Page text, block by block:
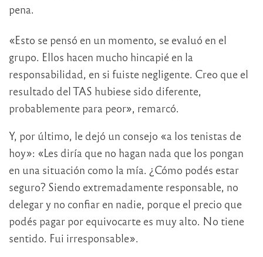
pena.
«Esto se pensó en un momento, se evaluó en el
grupo. Ellos hacen mucho hincapié en la
responsabilidad, en si fuiste negligente. Creo que el
resultado del TAS hubiese sido diferente,
probablemente para peor», remarcó.
Y, por último, le dejó un consejo «a los tenistas de
hoy»: «Les diría que no hagan nada que los pongan
en una situación como la mía. ¿Cómo podés estar
seguro? Siendo extremadamente responsable, no
delegar y no confiar en nadie, porque el precio que
podés pagar por equivocarte es muy alto. No tiene
sentido. Fui irresponsable».